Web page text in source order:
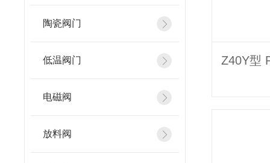
陶瓷阀门
低温阀门
电磁阀
放料阀